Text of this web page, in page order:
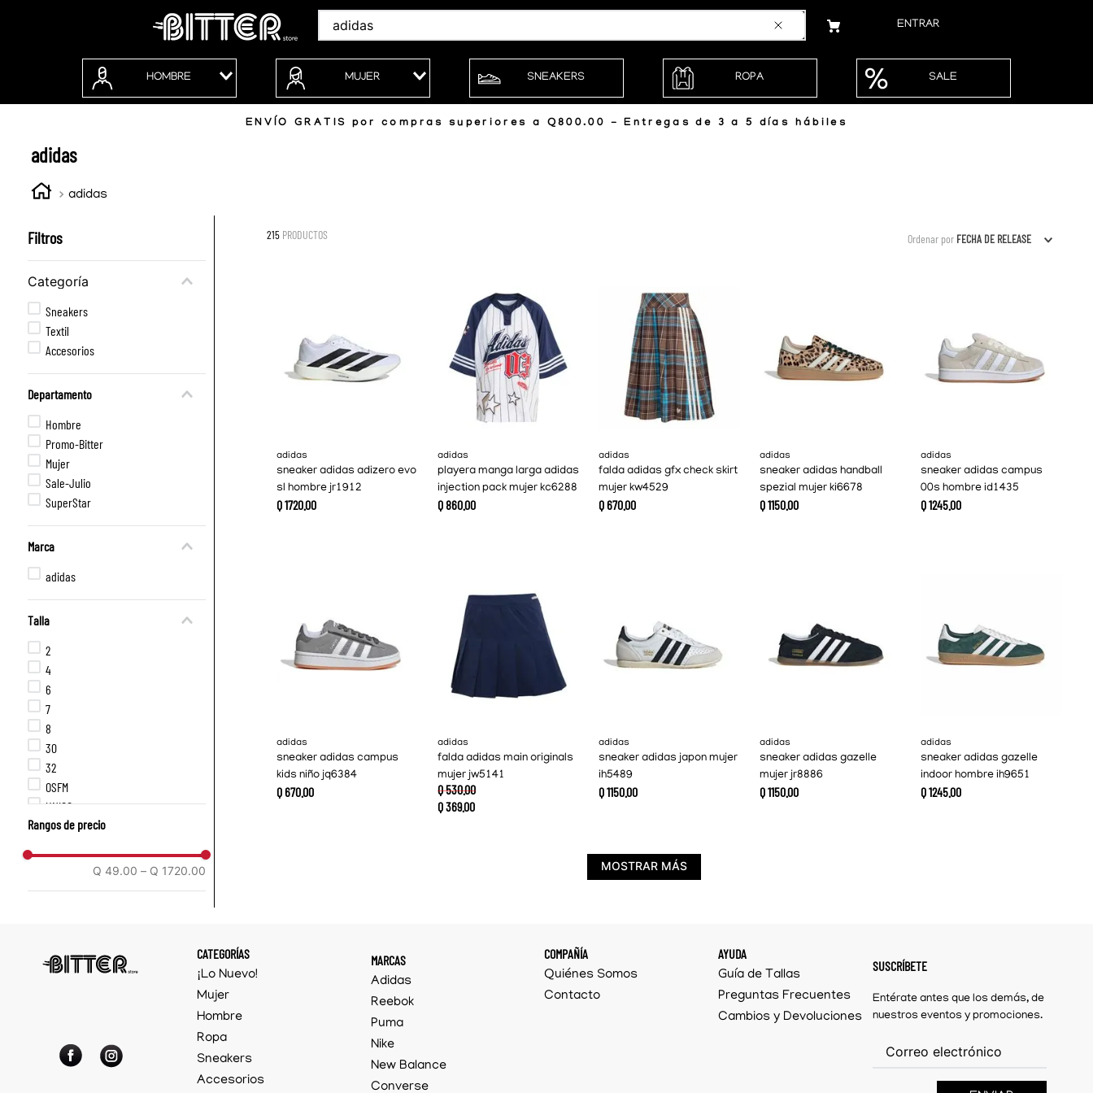
Buscar
ENTRAR
HOMBRE MUJER SNEAKERS ROPA SALE
ENVÍO GRATIS por compras superiores a Q800.00 - Entregas de 3 a 5 días hábiles
adidas
adidas
Filtros
Categoría
Sneakers
Textil
Accesorios
Departamento
Hombre
Promo-Bitter
Mujer
Sale-Julio
SuperStar
Marca
adidas
Talla
2
4
6
7
8
30
32
OSFM
UNICO
1US
6US
8.5US
Rangos de precio
Q 49.00 – Q 1720.00
215 PRODUCTOS Ordenar por FECHA DE RELEASE
adidas
sneaker adidas adizero evo
sl hombre jr1912
Q172000
adidas
playera manga larga adidas
injection pack mujer kc6288
Q86000
adidas
falda adidas gfx check skirt
mujer kw4529
Q67000
adidas
sneaker adidas handball
spezial mujer ki6678
Q115000
adidas
sneaker adidas campus
00s hombre id1435
Q124500
adidas
sneaker adidas campus
kids niño jq6384
Q67000
adidas
falda adidas main originals
mujer jw5141
Q530.00
Q369.00
adidas
sneaker adidas japon mujer
ih5489
Q115000
adidas
sneaker adidas gazelle
mujer jr8886
Q115000
adidas
sneaker adidas gazelle
indoor hombre ih9651
Q124500
MOSTRAR MÁS
CATEGORÍAS
¡Lo Nuevo!
Mujer
Hombre
Ropa
Sneakers
Accesorios
MARCAS
Adidas
Reebok
Puma
Nike
New Balance
Converse
COMPAÑÍA
Quiénes Somos
Contacto
AYUDA
Guía de Tallas
Preguntas Frecuentes
Cambios y Devoluciones
SUSCRÍBETE
Entérate antes que los demás, de
nuestros eventos y promociones.